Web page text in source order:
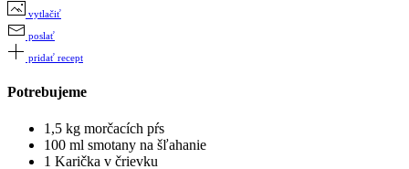
vytlačiť
poslať
pridať recept
Potrebujeme
1,5 kg morčacích pŕs
100 ml smotany na šľahanie
1 Karička v črievku